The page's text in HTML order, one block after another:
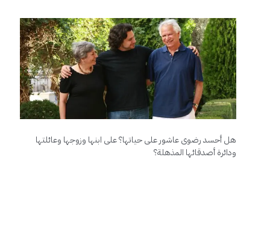
هل أحسد رضوى عاشور على حياتها؟ على ابنها وزوجها وعائلتها
ودائرة أصدقائها المذهلة؟